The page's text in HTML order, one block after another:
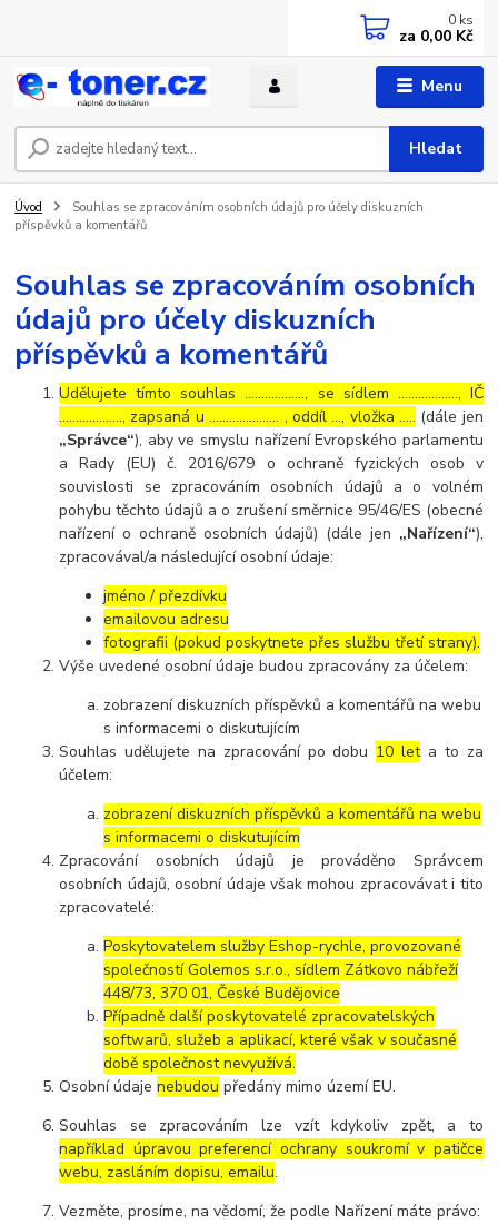
Menu
Hledat
0 ks
za 0,00 Kč
Úvod
Souhlas se zpracováním osobních údajů pro účely diskuzních
příspěvků a komentářů
Souhlas se zpracováním osobních
údajů pro účely diskuzních
příspěvků a komentářů
Udělujete tímto souhlas ……………..., se sídlem ………………, IČ
………………., zapsaná u ………………… , oddíl …, vložka ….. (dále jen
„Správce“), aby ve smyslu nařízení Evropského parlamentu
a Rady (EU) č. 2016/679 o ochraně fyzických osob v
souvislosti se zpracováním osobních údajů a o volném
pohybu těchto údajů a o zrušení směrnice 95/46/ES (obecné
nařízení o ochraně osobních údajů) (dále jen „Nařízení“),
zpracovával/a následující osobní údaje:
jméno / přezdívku
emailovou adresu
fotografii (pokud poskytnete přes službu třetí strany).
Výše uvedené osobní údaje budou zpracovány za účelem:
zobrazení diskuzních příspěvků a komentářů na webu
s informacemi o diskutujícím
Souhlas udělujete na zpracování po dobu 10 leta to za
účelem:
zobrazení diskuzních příspěvků a komentářů na webu
s informacemi o diskutujícím
Zpracování osobních údajů je prováděno Správcem
osobních údajů, osobní údaje však mohou zpracovávat i tito
zpracovatelé:
Poskytovatelem služby Eshop-rychle, provozované
společností Golemos s.r.o., sídlem Zátkovo nábřeží
448/73, 370 01, České Budějovice
Případně další poskytovatelé zpracovatelských
softwarů, služeb a aplikací, které však v současné
době společnost nevyužívá.
Osobní údajenebudou předány mimo území EU.
Souhlas se zpracováním lze vzít kdykoliv zpět, a to
například úpravou preferencí ochrany soukromí v patičce
webu, zasláním dopisu, emailu.
Vezměte, prosíme, na vědomí, že podle Nařízení máte právo: